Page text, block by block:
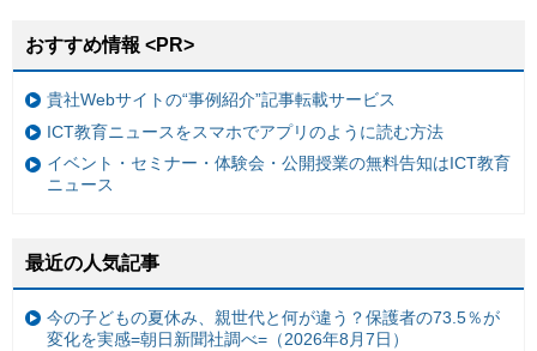
おすすめ情報 <PR>
貴社Webサイトの“事例紹介”記事転載サービス
ICT教育ニュースをスマホでアプリのように読む方法
イベント・セミナー・体験会・公開授業の無料告知はICT教育
ニュース
最近の人気記事
今の子どもの夏休み、親世代と何が違う？保護者の73.5％が
変化を実感=朝日新聞社調べ=（2026年8月7日）